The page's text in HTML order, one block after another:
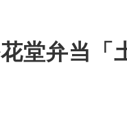
堂弁当「